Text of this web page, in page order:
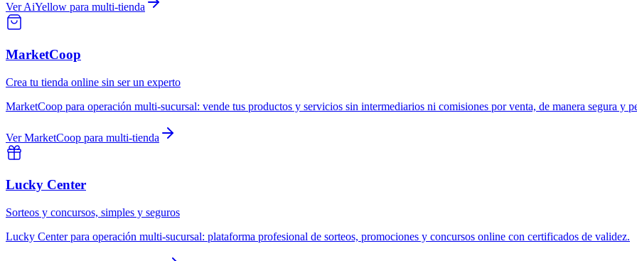
VerAiYellow para multi-tienda
MarketCoop
Crea tu tienda online sin ser un experto
MarketCoop para operación multi-sucursal: vende tus productos y servicios sin intermediarios ni comisiones por venta, de manera segura y
VerMarketCoop para multi-tienda
Lucky Center
Sorteos y concursos, simples y seguros
Lucky Centerpara operación multi-sucursal: plataforma profesional de sorteos, promociones y concursos online con certificados de validez.